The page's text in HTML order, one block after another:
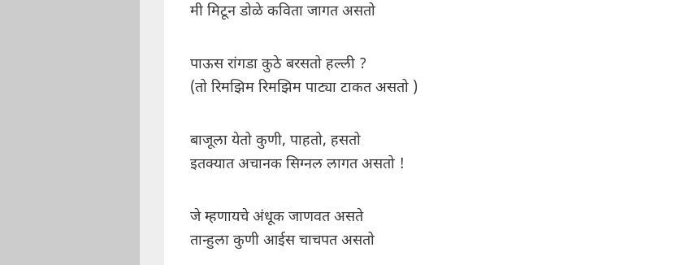
मी मिटून डोळे कविता जागत असतो
पाऊस रांगडा कुठे बरसतो हल्ली ?
(तो रिमझिम रिमझिम पाट्या टाकत असतो )
बाजूला येतो कुणी, पाहतो, हसतो
इतक्यात अचानक सिग्नल लागत असतो !
जे म्हणायचे अंधूक जाणवत असते
तान्हुला कुणी आईस चाचपत असतो